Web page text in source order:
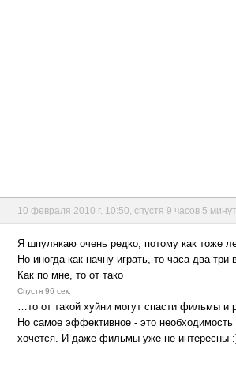
10 февраля 2010 г. 10:50 , спустя 9 часов 5
Я шпулякаю очень редко, потому как тоже
Но иногда как начну играть, то часа два-
Как по мне, то от тако
Спустя 96 сек.
…то от такой хуйни могут спасти фильмы и
Но самое эффективное - это необходимость
хочется. И даже фильмы уже не интересны